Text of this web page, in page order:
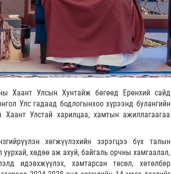
Хаант Улсын Хунтайж бөгөөд Ерөнхий сайд
Улс гадаад бодлогынхоо хүрээнд булангийн
Улстай харилцаа, хамтын ажиллагаагаа
хөгжүүлэхийн зэрэгцээ бүх талын
уурхай, хөдөө аж ахуй, байгаль орчны хамгаалал,
идэвхжүүлэх, хамтарсан төсөл, хөтөлбөр